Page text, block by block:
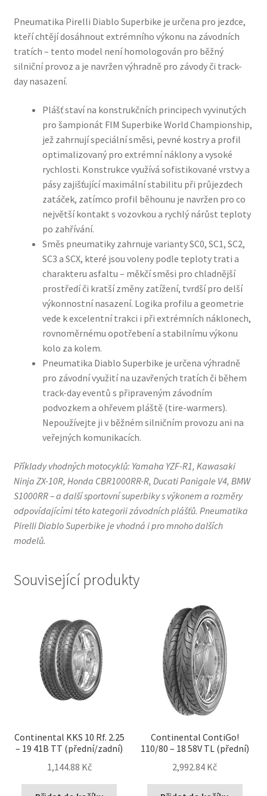
Pneumatika Pirelli Diablo Superbike je určena pro jezdce,
kteří chtějí dosáhnout extrémního výkonu na závodních
tratích – tento model není homologován pro běžný
silniční provoz a je navržen výhradně pro závody či track-
day nasazení.
Plášť staví na konstrukčních principech vyvinutých
pro šampionát FIM Superbike World Championship,
jež zahrnují speciální směsi, pevné kostry a profil
optimalizovaný pro extrémní náklony a vysoké
rychlosti. Konstrukce využívá sofistikované vrstvy a
pásy zajišťující maximální stabilitu při průjezdech
zatáček, zatímco profil běhounu je navržen pro co
největší kontakt s vozovkou a rychlý nárůst teploty
po zahřívání.
Směs pneumatiky zahrnuje varianty SC0, SC1, SC2,
SC3 a SCX, které jsou voleny podle teploty trati a
charakteru asfaltu – měkčí směsi pro chladnější
prostředí či kratší změny zatížení, tvrdší pro delší
výkonnostní nasazení. Logika profilu a geometrie
vede k excelentní trakci i při extrémních náklonech,
rovnoměrnému opotřebení a stabilnímu výkonu
kolo za kolem.
Pneumatika Diablo Superbike je určena výhradně
pro závodní využití na uzavřených tratích či během
track-day eventů s připraveným závodním
podvozkem a ohřevem pláště (tire-warmers).
Nepoužívejte ji v běžném silničním provozu ani na
veřejných komunikacích.
Příklady vhodných motocyklů: Yamaha YZF-R1, Kawasaki
Ninja ZX-10R, Honda CBR1000RR-R, Ducati Panigale V4, BMW
S1000RR – a další sportovní superbiky s výkonem a rozměry
odpovídajícími této kategorii závodních plášťů. Pneumatika
Pirelli Diablo Superbike je vhodná i pro mnoho dalších
modelů.
Související produkty
Continental KKS 10 Rf. 2.25
– 19 41B TT (přední/zadní)
1,144.88 Kč
Continental ContiGo!
110/80 – 18 58V TL (přední)
2,992.84 Kč